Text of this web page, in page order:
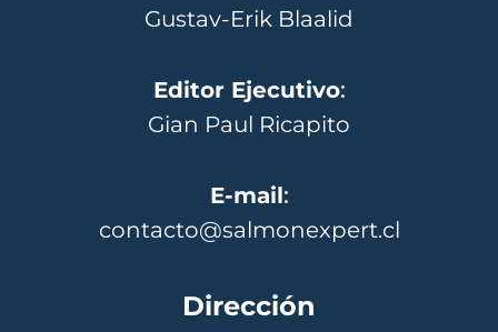
Gustav-Erik Blaalid
Editor Ejecutivo:
Gian Paul Ricapito
E-mail:
contacto@salmonexpert.cl
Dirección